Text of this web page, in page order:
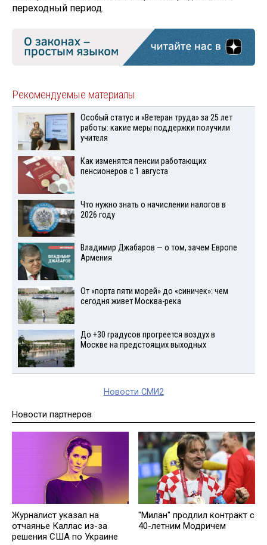
переходный период.
Рекомендуемые материалы
Особый статус и «Ветеран труда» за 25 лет
работы: какие меры поддержки получили
учителя
Как изменятся пенсии работающих
пенсионеров с 1 августа
Что нужно знать о начислении налогов в
2026 году
Владимир Джабаров — о том, зачем Европе
Армения
От «порта пяти морей» до «синичек»: чем
сегодня живет Москва-река
До +30 градусов прогреется воздух в
Москве на предстоящих выходных
Новости СМИ2
Новости партнеров
Журналист указал на
отчаянье Каллас из-за
решения США по Украине
"Милан" продлил контракт с
40-летним Модричем